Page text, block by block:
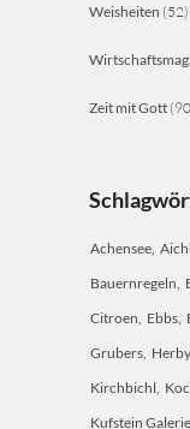
Weisheiten (52)
Zeit mit Gott
Achensee
Bauernregeln
Citroen Ebbs
Grubers Herby
Kirchbichl
Kufstein